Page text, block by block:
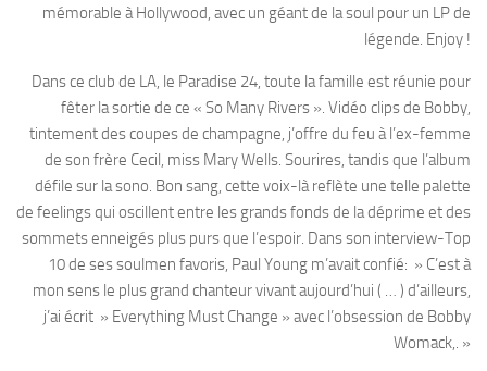
mémorable à Hollywood, avec un géant de la soul pour un LP de
légende. Enjoy !
Dans ce club de LA, le Paradise 24, toute la famille est réunie pour
fêter la sortie de ce « So Many Rivers ». Vidéo clips de Bobby,
tintement des coupes de champagne, j’offre du feu à l’ex-femme
de son frère Cecil, miss Mary Wells. Sourires, tandis que l’album
défile sur la sono. Bon sang, cette voix-là reflète une telle palette
de feelings qui oscillent entre les grands fonds de la déprime et des
sommets enneigés plus purs que l’espoir. Dans son interview-Top
10 de ses soulmen favoris, Paul Young m’avait confié: » C’est à
mon sens le plus grand chanteur vivant aujourd’hui ( … ) d’ailleurs,
j’ai écrit » Everything Must Change » avec l’obsession de Bobby
Womack,. »